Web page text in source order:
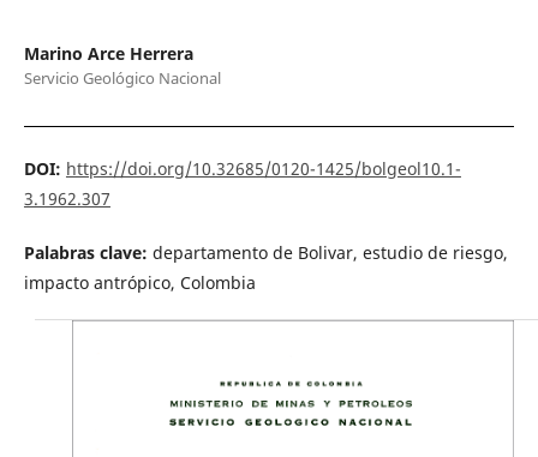
Marino Arce Herrera
Servicio Geológico Nacional
DOI: https://doi.org/10.32685/0120-1425/bolgeol10.1-
3.1962.307
Palabras clave: departamento de Bolivar, estudio de riesgo,
impacto antrópico, Colombia